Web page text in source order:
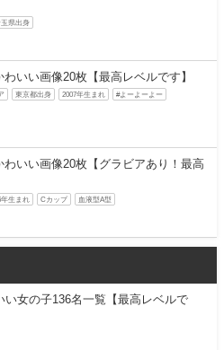
玉県出身
いい画像20枚【最高レベルです】
東京都出身 2007年生まれ #よーよーよー
わいい画像20枚【グラビアあり！最高
年生まれ Cカップ 血液型A型
い女の子136名一覧【最高レベルで